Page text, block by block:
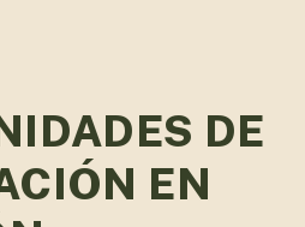
DE
EN